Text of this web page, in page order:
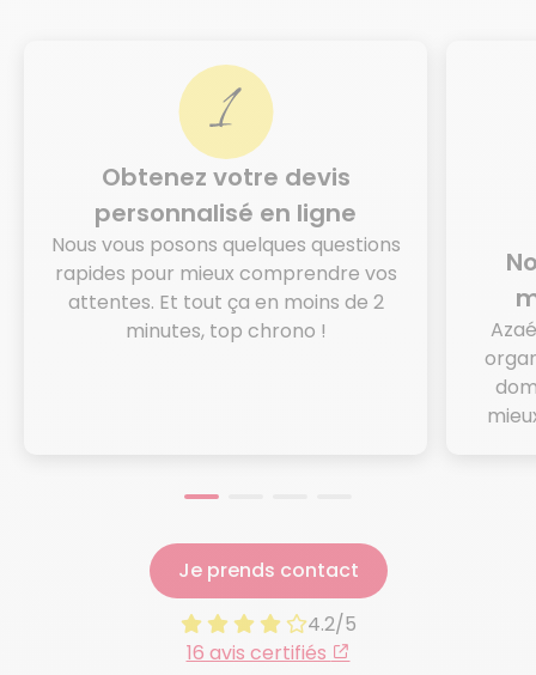
Obtenez votre devis
personnalisé en ligne
Nous vous posons quelques questions
rapides pour mieux comprendre vos
attentes. Et tout ça en moins de 2
minutes, top chrono !
Je prends contact
4.2/5
16 avis certifiés